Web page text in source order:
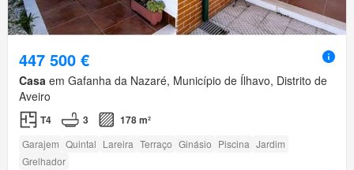
447 500 €
Casa em Gafanha da Nazaré, Município de Ílhavo, Distrito de
Aveiro
T4 3 178 m²
Garajem Quintal Lareira Terraço Ginásio Piscina Jardim
Grelhador